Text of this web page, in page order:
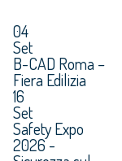
04
Set
B-CAD Roma –
Fiera Edilizia
16
Set
Safety Expo
2026 -